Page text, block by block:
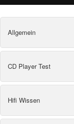
Allgemein
CD Player Test
Hifi Wissen